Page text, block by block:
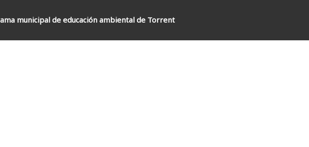
municipal de educación ambiental de Torrent